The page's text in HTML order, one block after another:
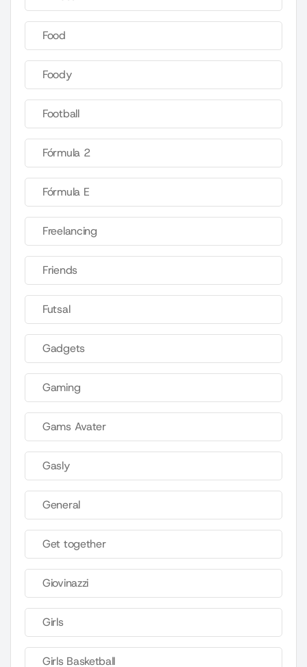
Food
Foody
Football
Fórmula 2
Fórmula E
Freelancing
Friends
Futsal
Gadgets
Gaming
Gams Avater
Gasly
General
Get together
Giovinazzi
Girls
Girls Basketball